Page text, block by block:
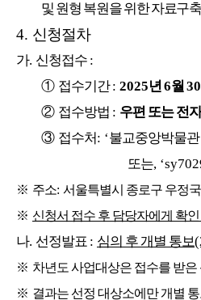
및 원형 복원을 위한 자료구
4. 신청절차
가. 신청접수 :
① 접수기간:2025년6월30
② 접수방법 : 우편 또는 전
③ 접수처: ‘불교중앙박물
또는,
※ 주소: 서울특별시 종로구 우정
※ 신청서 접수 후 담당자에게 확
나. 선정발표 : 심의 후 개별 통보
※ 차년도 사업대상은 접수를 받
※ 결과는 선정 대상소에만 개별 통